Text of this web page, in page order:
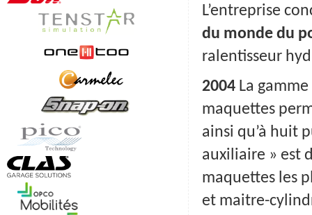
L’entreprise
du monde du
ralentisseur
2004 La
maquettes
ainsi qu’à huit
auxiliaire » est
maquettes les
et maitre-